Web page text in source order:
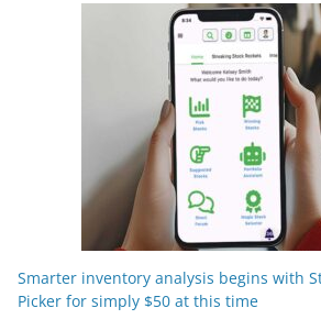
Smarter inventory analysis begins with
Picker for simply $50 at this time